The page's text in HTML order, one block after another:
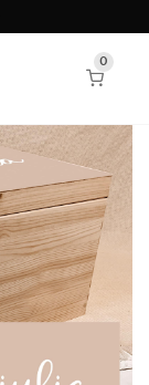
0